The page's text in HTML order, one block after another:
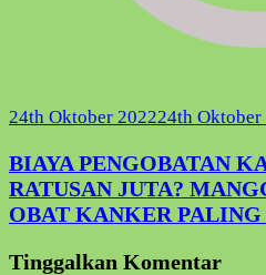
24th Oktober 202224th Oktober
BIAYA PENGOBATAN
RATUSAN JUTA?
OBAT KANKER
Tinggalkan Komentar